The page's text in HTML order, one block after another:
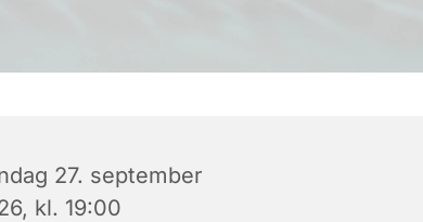
27. september
kl. 19:00